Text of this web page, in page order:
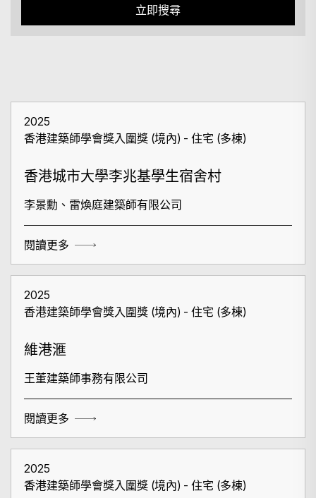
搜尋
立即搜尋
2025
香港建築師學會獎入圍獎 (境內) - 住宅 (多棟)
香港城市大學李兆基學生宿舍村
李景勳、雷煥庭建築師有限公司
閱讀更多
2025
香港建築師學會獎入圍獎 (境內) - 住宅 (多棟)
維港滙
王董建築師事務有限公司
閱讀更多
2025
香港建築師學會獎入圍獎 (境內) - 住宅 (多棟)